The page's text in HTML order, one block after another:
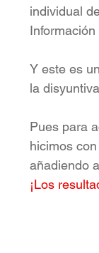
individual
Y este es
la
Pues para
hicimos
añadiendo
¡Los